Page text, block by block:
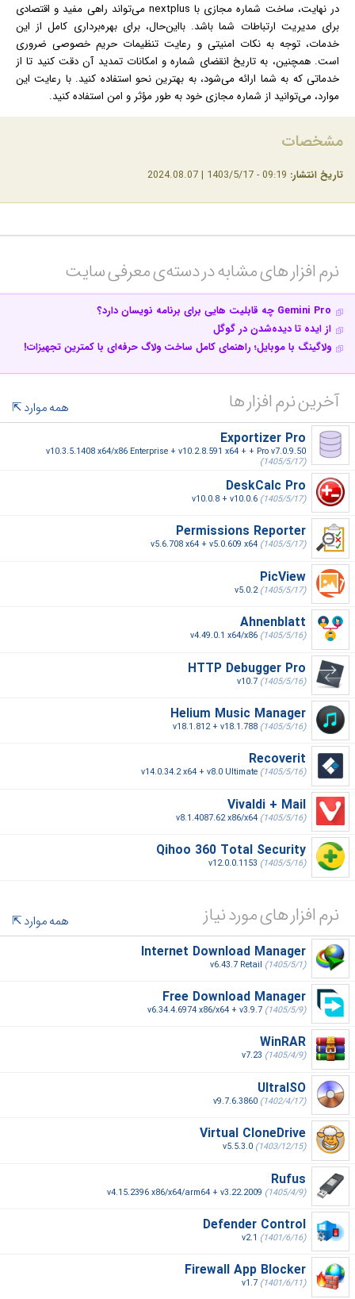
در نهایت، ساخت شماره مجازی با nextplus می‌تواند راهی مفید و اقتصادی
برای مدیریت ارتباطات شما باشد. بااین‌حال، برای بهره‌برداری کامل از این
خدمات، توجه به نکات امنیتی و رعایت تنظیمات حریم خصوصی ضروری
است. همچنین، به تاریخ انقضای شماره و امکانات تمدید آن دقت کنید تا از
خدماتی که به شما ارائه می‌شود، به بهترین نحو استفاده کنید. با رعایت این
موارد، می‌توانید از شماره مجازی خود به طور مؤثر و امن استفاده کنید.
مشخصات
تاریخ انتشار:
نرم افزار های مشابه در دسته‌ی‌ معرفی سایت‎
Gemini Pro چه قابلیت هایی برای برنامه نویسان دارد؟
از ایده تا دیده‌شدن در گوگل
ولاگینگ با موبایل؛ راهنمای کامل ساخت ولاگ حرفه‌ای با کمترین تجهیزات!
آخرین نرم افزار ها
همه موارد
Exportizer Pro
v10.3.5.1408 x64/x86 Enterprise + v10.2.8.591 x64 + + Pro v7.0.9.50
(1405/5/17)
DeskCalc Pro
v10.0.8 + v10.0.6 (1405/5/17)
Permissions Reporter
v5.6.708 x64 + v5.0.609 x64 (1405/5/17)
PicView
v5.0.2(1405/5/17)
Ahnenblatt
v4.49.0.1 x64/x86 (1405/5/16)
HTTP Debugger Pro
v10.7 (1405/5/16)
Helium Music Manager
v18.1.812 + v18.1.788 (1405/5/16)
Recoverit
v14.0.34.2 x64 + v8.0 Ultimate (1405/5/16)
Vivaldi + Mail
v8.1.4087.62 x86/x64 (1405/5/16)
Qihoo 360 Total Security
v12.0.0.1153 (1405/5/16)
نرم افزار های مورد نیاز
همه موارد
Internet Download Manager
v6.43.7 Retail (1405/5/1)
Free Download Manager
v6.34.4.6974 x86/x64 + v3.9.7 (1405/5/9)
WinRAR
v7.23 (1405/4/9)
UltraISO
v9.7.6.3860 (1402/4/17)
Virtual CloneDrive
v5.5.3.0 (1403/12/15)
Rufus
v4.15.2396 x86/x64/arm64 + v3.22.2009 (1405/4/9)
Defender Control
v2.1 (1401/6/16)
Firewall App Blocker
v1.7 (1401/6/11)